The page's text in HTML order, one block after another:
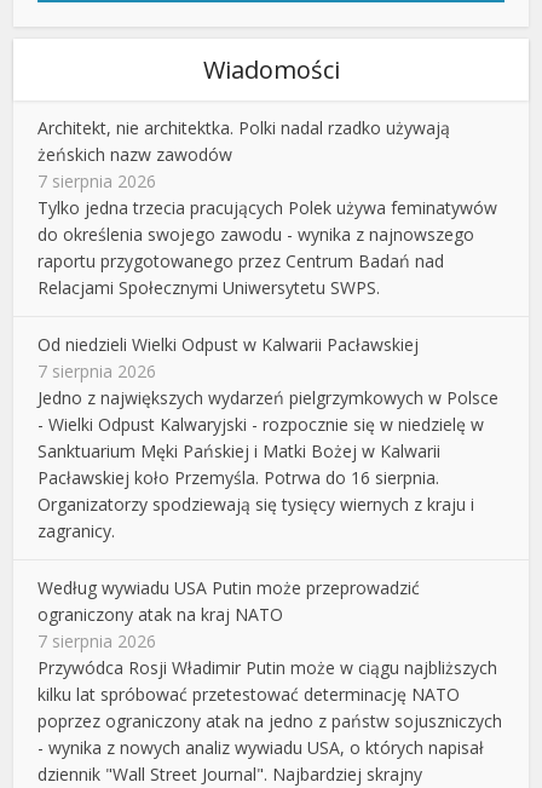
Wiadomości
Architekt, nie architektka. Polki nadal rzadko używają
żeńskich nazw zawodów
7 sierpnia 2026
Tylko jedna trzecia pracujących Polek używa feminatywów
do określenia swojego zawodu - wynika z najnowszego
raportu przygotowanego przez Centrum Badań nad
Relacjami Społecznymi Uniwersytetu SWPS.
Od niedzieli Wielki Odpust w Kalwarii Pacławskiej
7 sierpnia 2026
Jedno z największych wydarzeń pielgrzymkowych w Polsce
- Wielki Odpust Kalwaryjski - rozpocznie się w niedzielę w
Sanktuarium Męki Pańskiej i Matki Bożej w Kalwarii
Pacławskiej koło Przemyśla. Potrwa do 16 sierpnia.
Organizatorzy spodziewają się tysięcy wiernych z kraju i
zagranicy.
Według wywiadu USA Putin może przeprowadzić
ograniczony atak na kraj NATO
7 sierpnia 2026
Przywódca Rosji Władimir Putin może w ciągu najbliższych
kilku lat spróbować przetestować determinację NATO
poprzez ograniczony atak na jedno z państw sojuszniczych
- wynika z nowych analiz wywiadu USA, o których napisał
dziennik "Wall Street Journal". Najbardziej skrajny